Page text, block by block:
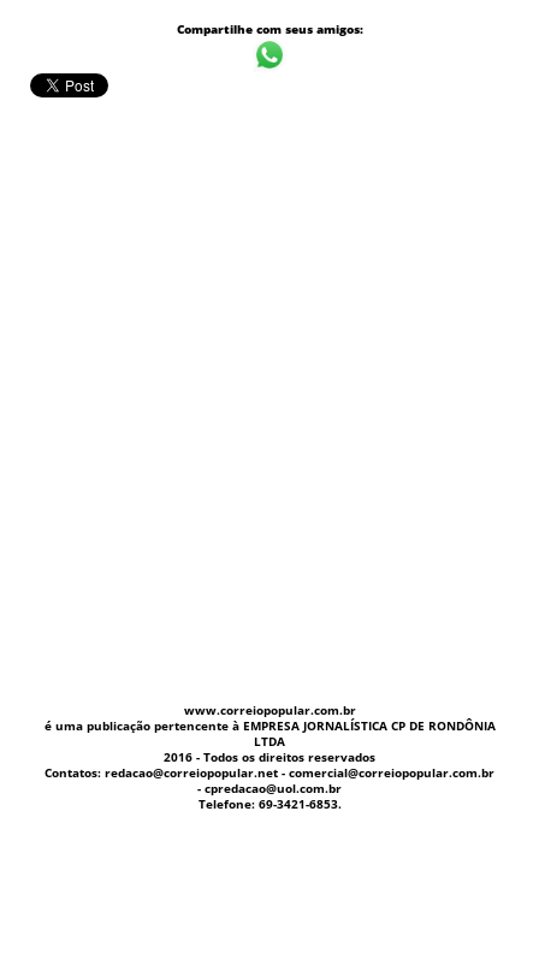
Compartilhe com seus amigos:
www.correiopopular.com.br
é uma publicação pertencente à EMPRESA JORNALÍSTICA CP DE RONDÔNIA
LTDA
2016 - Todos os direitos reservados
Contatos: redacao@correiopopular.net - comercial@correiopopular.com.br
- cpredacao@uol.com.br
Telefone: 69-3421-6853.